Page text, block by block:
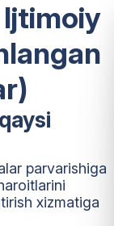
Ijtimoiy
parvarishiga
xizmatiga